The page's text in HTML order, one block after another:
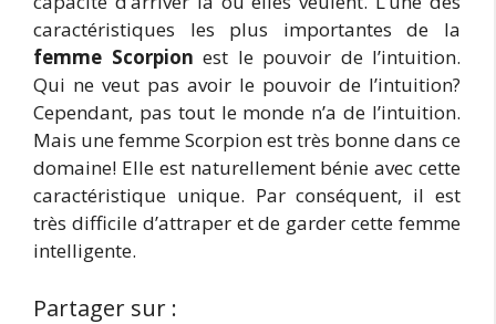
caractéristiques les plus importantes de la
femme Scorpion est le pouvoir de l’intuition.
Qui ne veut pas avoir le pouvoir de l’intuition?
Cependant, pas tout le monde n’a de l’intuition.
Mais une femme Scorpion est très bonne dans ce
domaine! Elle est naturellement bénie avec cette
caractéristique unique. Par conséquent, il est
très difficile d’attraper et de garder cette femme
intelligente.
Partager sur :